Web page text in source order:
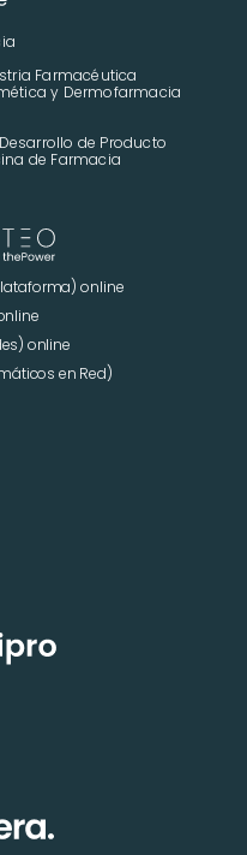
Farmacéutica
y Dermofarmacia
de Producto
de Farmacia
online
online
en Red)